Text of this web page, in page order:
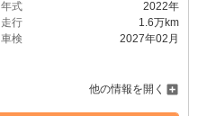
年式
2022年
走行
1.6万km
車検
2027年02月
他の情報を開く